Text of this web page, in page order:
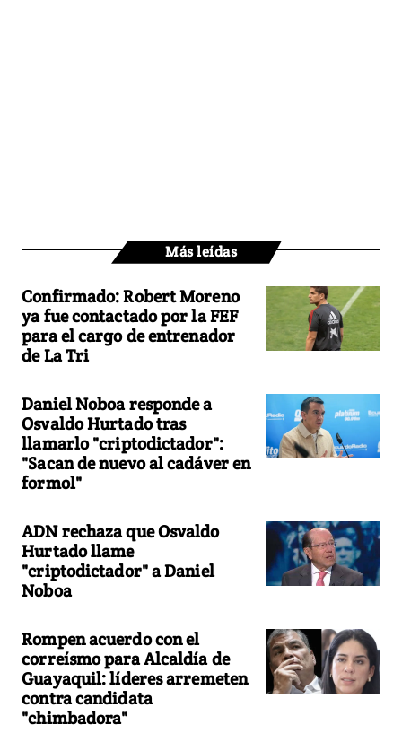
Más leídas
Confirmado: Robert Moreno
ya fue contactado por la FEF
para el cargo de entrenador
de La Tri
Daniel Noboa responde a
Osvaldo Hurtado tras
llamarlo "criptodictador":
"Sacan de nuevo al cadáver en
formol"
ADN rechaza que Osvaldo
Hurtado llame
"criptodictador" a Daniel
Noboa
Rompen acuerdo con el
correísmo para Alcaldía de
Guayaquil: líderes arremeten
contra candidata
"chimbadora"